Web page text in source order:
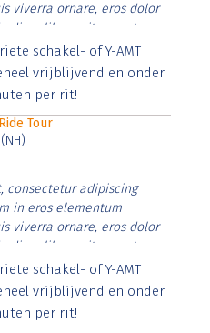
viverra ornare, eros dolor
diam libero vitae erat.
cursus id rutrum lorem
risus tristique posuere.
schakel- of Y-AMT
vrijblijvend en onder
per rit!
Tour
consectetur adipiscing
in eros elementum
viverra ornare, eros dolor
diam libero vitae erat.
cursus id rutrum lorem
risus tristique posuere.
schakel- of Y-AMT
vrijblijvend en onder
per rit!